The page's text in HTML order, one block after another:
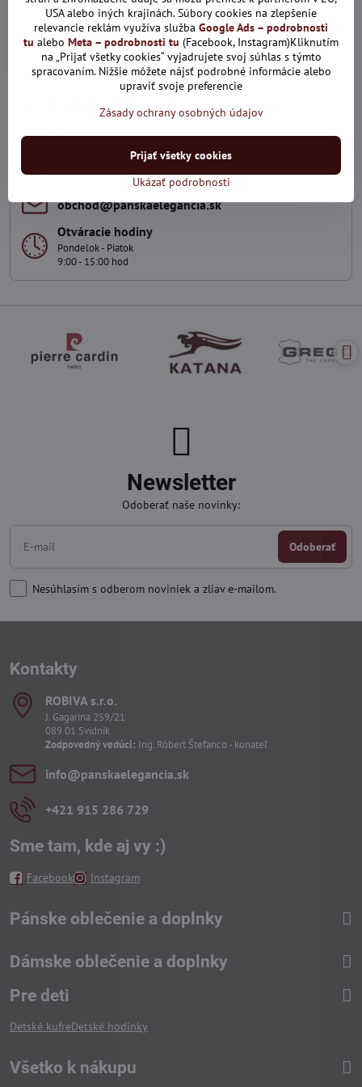
Skladom
20,40 €
Pridať do košíka
+421 915 286 729
obchod​@panskaelegancia​.sk
Otváracie hodiny
Pondelok - Piatok
9:00 - 15:00 hod
Newsletter
Odoberať naše novinky:
Odoberať
Nesúhlasím s odberom noviniek a zliav e-mailom.
Kontakty
ROBIVA s​.r​.o​.
J. Gagarina 259/21
089 01 Svidník
Zodpovedný vedúci: Ing. Róbert Štefanco - konateľ
info​@panskaelegancia​.sk
+421 915 286 729
Sme tam, kde aj vy :)
Facebook Instagram
Pánske oblečenie a doplnky
Dámske oblečenie a doplnky
Pre deti
Detské kufreDetské hodinky
Všetko k nákupu
USA alebo iných krajinách. Súbory cookies na zlepšenie
relevancie reklám využíva služba Google Ads – podrobnosti
tu alebo Meta – podrobnosti tu (Facebook, Instagram)Kliknutím
na „Prijať všetky cookies“ vyjadrujete svoj súhlas s týmto
spracovaním. Nižšie môžete nájsť podrobné informácie alebo
upraviť svoje preferencie
Zásady ochrany osobných údajov
Ukázať podrobnosti
Prijať všetky cookies